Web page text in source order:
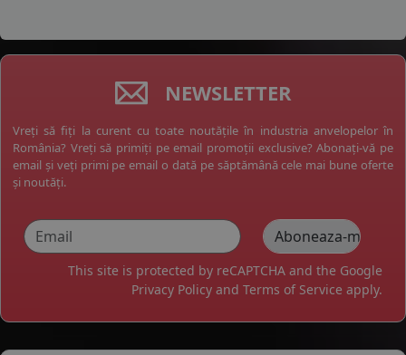
NEWSLETTER
Vreți să fiți la curent cu toate noutățile în industria anvelopelor în
România? Vreți să primiți pe email promoții exclusive? Abonați-vă pe
email și veți primi pe email o dată pe săptămână cele mai bune oferte
și noutăți.
This site is protected by reCAPTCHA and the Google
Privacy Policy and Terms of Service apply.